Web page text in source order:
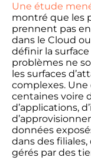
Une étude
montré que les
prennent pas
dans le Cloud
définir la
problèmes ne
les surfaces
complexes.
centaines voire
d’applications,
données
dans des
gérés par des